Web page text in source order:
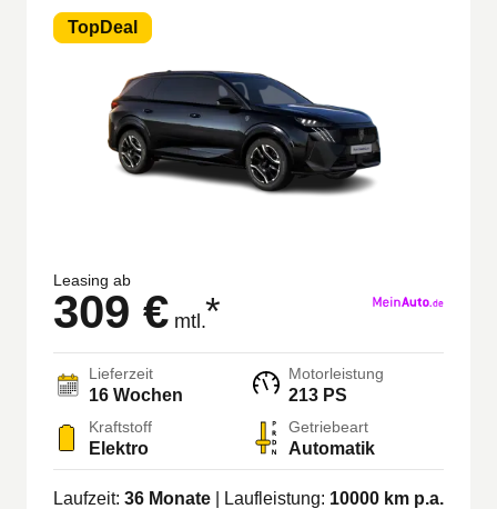
TopDeal
Leasing ab
309 € mtl.*
Lieferzeit
16 Wochen
Motorleistung
213 PS
Kraftstoff
Elektro
Getriebeart
Automatik
Laufzeit: 36 Monate | Laufleistung: 10000 km p.a.